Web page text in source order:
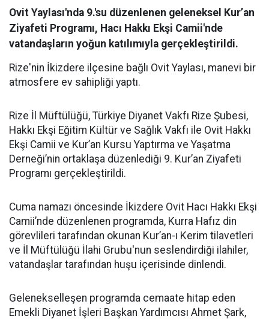
Ovit Yaylası'nda 9.'su düzenlenen geleneksel Kur’an
Ziyafeti Programı, Hacı Hakkı Ekşi Camii'nde
vatandaşların yoğun katılımıyla gerçekleştirildi.
Rize'nin İkizdere ilçesine bağlı Ovit Yaylası, manevi bir
atmosfere ev sahipliği yaptı.
Rize İl Müftülüğü, Türkiye Diyanet Vakfı Rize Şubesi,
Hakkı Ekşi Eğitim Kültür ve Sağlık Vakfı ile Ovit Hakkı
Ekşi Camii ve Kur’an Kursu Yaptırma ve Yaşatma
Derneği’nin ortaklaşa düzenlediği 9. Kur’an Ziyafeti
Programı gerçekleştirildi.
Cuma namazı öncesinde İkizdere Ovit Hacı Hakkı Ekşi
Camii’nde düzenlenen programda, Kurra Hafız din
görevlileri tarafından okunan Kur’an-ı Kerim tilavetleri
ve İl Müftülüğü İlahi Grubu'nun seslendirdiği ilahiler,
vatandaşlar tarafından huşu içerisinde dinlendi.
Gelenekselleşen programda cemaate hitap eden
Emekli Diyanet İşleri Başkan Yardımcısı Ahmet Şark,